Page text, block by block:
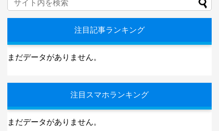
注目記事ランキング
まだデータがありません。
注目スマホランキング
まだデータがありません。